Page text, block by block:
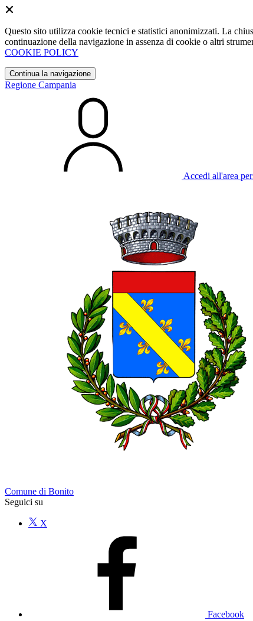
Questo sito utilizza cookie tecnici e statistici anonimizzati. La
continuazione della navigazione in assenza di cookie o altri
COOKIE POLICY
Continua la navigazione
Regione Campania
Accedi all'area
Comune di Bonito
Seguici su
X
Facebook